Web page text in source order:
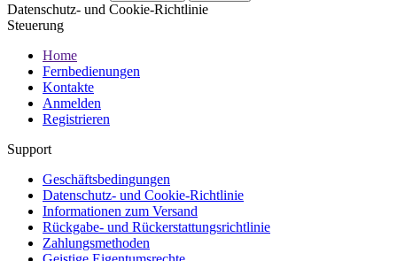
Datenschutz- und Cookie-Richtlinie
Steuerung
Home
Fernbedienungen
Kontakte
Anmelden
Registrieren
Support
Geschäftsbedingungen
Datenschutz- und Cookie-Richtlinie
Informationen zum Versand
Rückgabe- und Rückerstattungsrichtlinie
Zahlungsmethoden